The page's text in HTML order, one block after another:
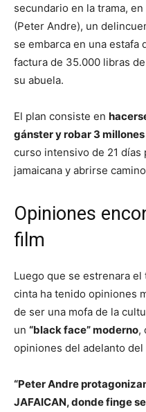
secundario en la trama,
(Peter Andre), un
se embarca en una estafa
factura de 35.000 libras
su abuela.
El plan consiste en
gánster y robar 3
curso intensivo de 21
jamaicana y abrirse
Opiniones
film
Luego que se estrenara
cinta ha tenido opiniones
de ser una mofa de la
un “black face” moderno,
opiniones del adelanto del
“Peter Andre
JAFAICAN, donde finge